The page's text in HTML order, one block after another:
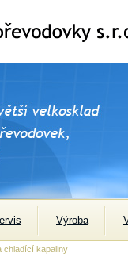
Výroba
chladící kapaliny